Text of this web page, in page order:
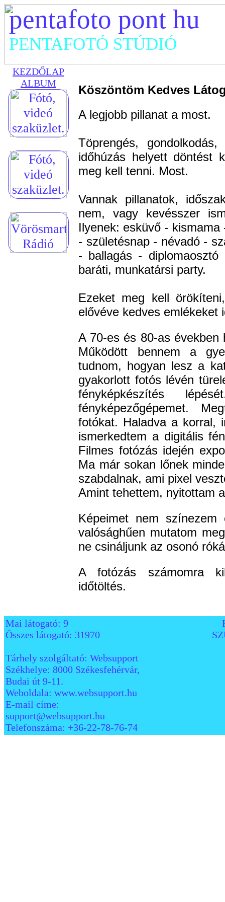
pentafoto pont hu
PENTAFOTÓ STÚDIÓ
KEZDŐLAP
ALBUM
Köszöntöm Kedves
A legjobb pillanat a most.
Töprengés, gondolkodás,
időhúzás helyett döntést
meg kell tenni. Most.
Vannak pillanatok,
nem, vagy kevésszer
Ilyenek: esküvő - kismama
- születésnap - névadó -
- ballagás - diplomaosztó
baráti, munkatársi party.
Ezeket meg kell
elővéve kedves emlékeket
A 70-es és 80-as
Működött bennem a
tudnom, hogyan lesz a
gyakorlott fotós lévén
fényképkészítés
fényképezőgépemet.
fotókat. Haladva a korral,
ismerkedtem a digitális
Filmes fotózás idején
Ma már sokan lőnek
szabdalnak, ami pixel
Amint tehettem, nyitottam
Képeimet nem
valósághűen mutatom
ne csináljunk az osonó
A fotózás számomra
időtöltés.
Mai látogató: 9
Összes látogató: 31970
Tárhely szolgáltató: Websupport
Székhelye: 8000 Székesfehérvár,
Budai út 9-11.
Weboldala: www.websupport.hu
E-mail címe:
support@websupport.hu
Telefonszáma: +36-22-78-76-74